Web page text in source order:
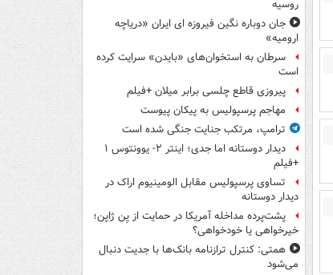
روسیه
جان دوباره نگین فیروزه ای ایران «دریاچه
ارومیه»
سرطان به استخوان‌های «بایدن» سرایت کرده
است
پیروزی قاطع چلسی برابر میلان +فیلم
مهاجم پرسپولیس به پیکان پیوست
ترامپ، مرتکب جنایت جنگی شده است
دیدار دوستانه اما جدی؛ اینتر ۲- یوونتوس ۱
+فیلم
تساوی پرسپولیس مقابل الومینیوم اراک در
دیدار دوستانه
پشت‌پرده مداخله آمریکا در حمایت از یِن ژاپن؛
خیرخواهی یا خودخواهی؟
همتی: کنترل ترازنامه بانک‌ها با جدیت دنبال
می‌شود